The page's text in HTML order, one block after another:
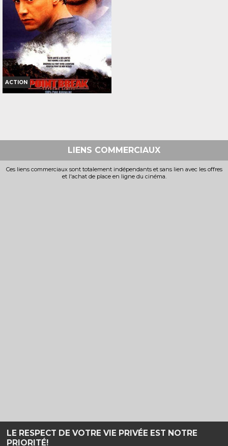
LE RESPECT DE VOTRE VIE PRIVÉE EST NOTRE
PRIORITÉ!
Réservation
TOUT PUBLIC
ACTION
Bande-annonce
Réservation
LIENS COMMERCIAUX
Ces liens commerciaux sont totalement indépendants et sans lien avec les offres
et l'achat de place en ligne du cinéma.